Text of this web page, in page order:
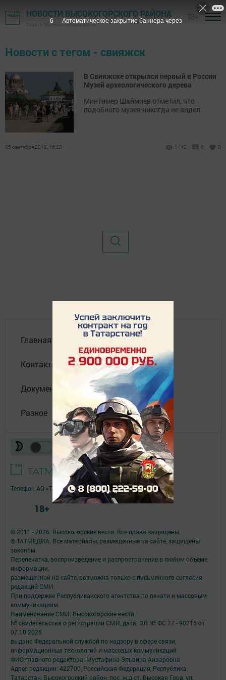
НОВОСТИ ВЫСОКОГОРСКОГО РАЙОНА
Газета "Высокогорские вести"
Новости с тегом - свияжск
В Свияжске открылся первый в России
Музей археологического дерева
Минтимер Шаймиев отметил, что
подобного музея никогда не видел.
05 сентября 2018, 16:30 1442 0 0
Главная
Контакты
Документы
Разное
© 2011 - 2026. Высокогорские вести. Все права защищены.
© ТАТМЕДИА. Все материалы, размещенные на сайте, защищены
законом.
Перепечатка, воспроизведение и распространение в любом объеме
информации,
размещенной на сайте, возможна только с письменного согласия
редакций СМИ.
При поддержке Республиканского агентства по печати и массовым
коммуникациям.
Наименование СМИ: Высокогорские вести
№ свидетельства о регистрации СМИ, дата: ЭЛ № ФС 77 - 90215 от
07.10.2025
выдано Федеральной службой по надзору в сфере связи,
информационных технологий и массовых коммуникаций
ФИО главного редактора: Мустафина Эльвира Анваровна
Адрес редакции: 422700, Российская Федерация, Республика
Татарстан, Высокогорский район, пос. ж.д.ст. Высокая Гора, ул.
Телефон АО «ТАТМЕДИА»:(843) 222 09 84
18+
6 Автоматическое закрытие баннера через